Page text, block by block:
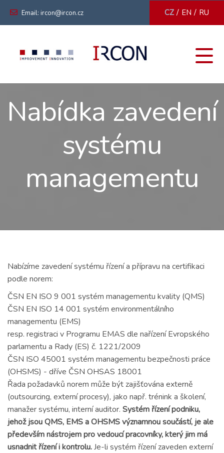
Email: ircon@ircon.cz CZ / EN / RU
Nabídka zavedení
systému
managementu
Nabízíme zavedení systému řízení a přípravu na certifikaci
podle norem:
ČSN EN ISO 9 001 systém managementu kvality (QMS)
ČSN EN ISO 14 001 systém environmentálního
managementu (EMS)
resp. registraci v Programu EMAS dle nařízení Evropského
parlamentu a Rady (ES) č. 1221/2009
ČSN ISO 45001 systém managementu bezpečnosti práce
(OHSMS) - dříve ČSN OHSAS 18001
Řada požadavků norem může být zajišťována externě
(outsourcing, externí procesy), jako např. trénink a školení,
manažer systému, interní auditor. Systém řízení podniku,
jehož jsou QMS, EMS a OHSMS významnou součástí, je ale
především nástrojem pro vedoucí pracovníky, který jim má
usnadnit řízení i kontrolu.Je-li systém řízení zaveden externí